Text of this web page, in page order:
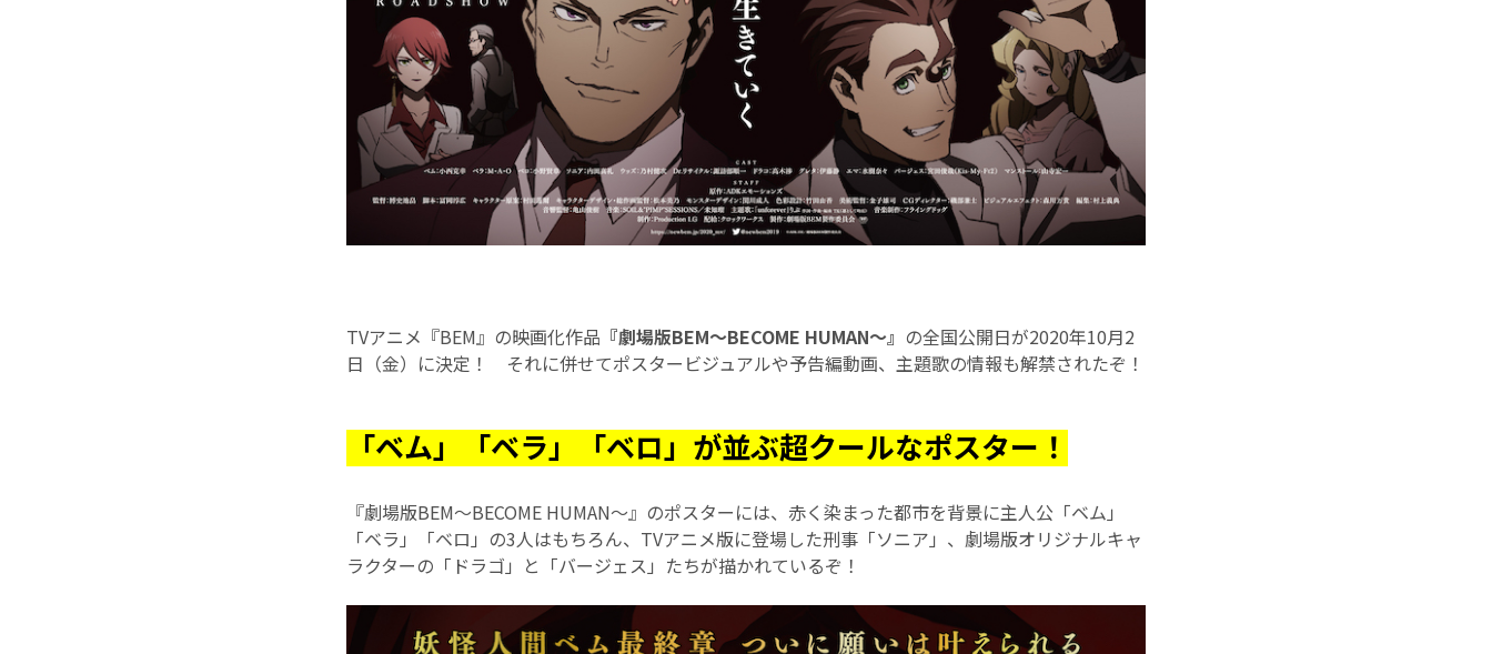
TVアニメ『BEM』の映画化作品 『劇場版BEM～BECOME HUMAN～』 の全国公開日が2020年10月2
日（金）に決定！ それに併せてポスタービジュアルや予告編動画、主題歌の情報も解禁されたぞ！
「ベム」「ベラ」「ベロ」が並ぶ超クールなポスター！
『劇場版BEM～BECOME HUMAN～』のポスターには、赤く染まった都市を背景に主人公「ベム」
「ベラ」「ベロ」の3人はもちろん、TVアニメ版に登場した刑事「ソニア」、劇場版オリジナルキャ
ラクターの「ドラゴ」と「バージェス」たちが描かれているぞ！